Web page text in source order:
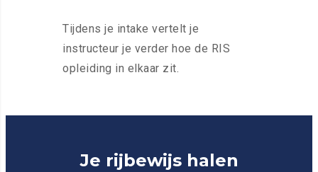
Tijdens je intake vertelt je
instructeur je verder hoe de RIS
opleiding in elkaar zit.
Je rijbewijs halen